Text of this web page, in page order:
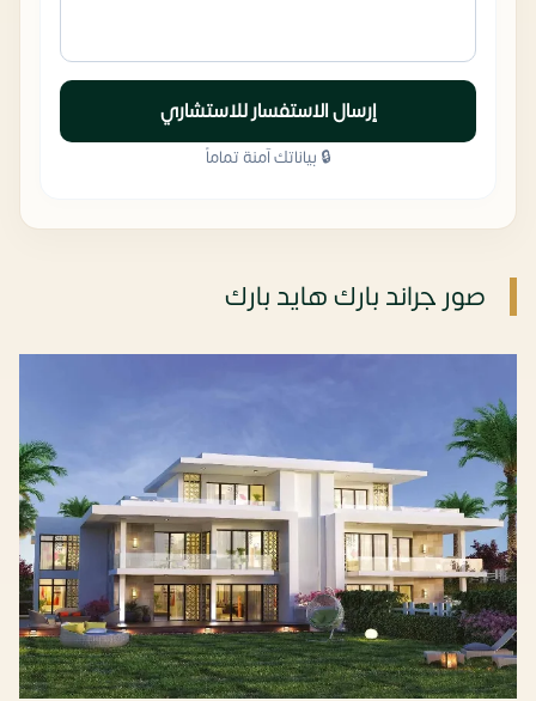
إرسال الاستفسار للاستشاري
🔒 بياناتك آمنة تماماً
صور جراند بارك هايد بارك